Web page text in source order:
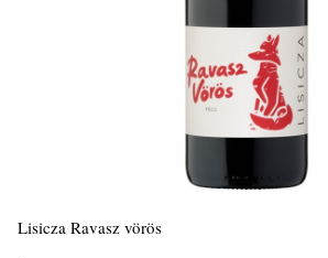
Lisicza Ravasz vörös